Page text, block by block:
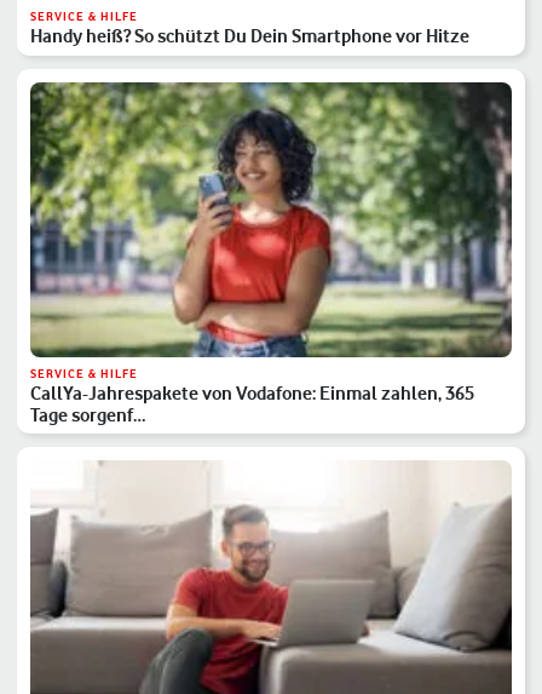
SERVICE & HILFE
Handy heiß? So schützt Du Dein Smartphone vor Hitze
SERVICE & HILFE
CallYa-Jahrespakete von Vodafone: Einmal zahlen, 365
Tage sorgenf…